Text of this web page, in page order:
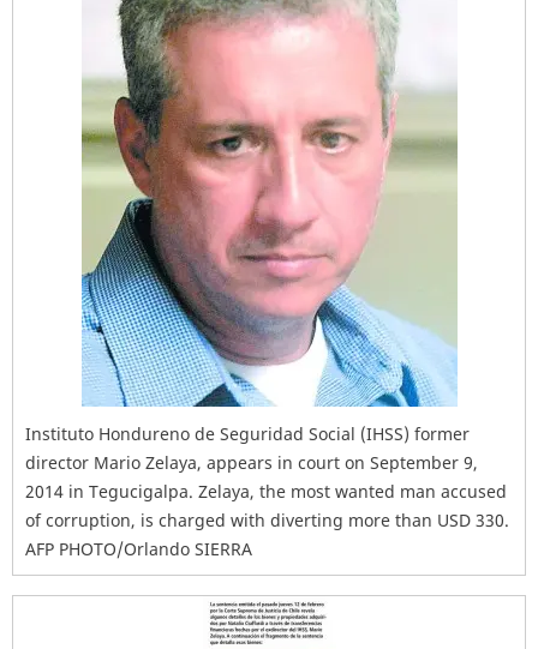
Instituto Hondureno de Seguridad Social (IHSS) former
director Mario Zelaya, appears in court on September 9,
2014 in Tegucigalpa. Zelaya, the most wanted man accused
of corruption, is charged with diverting more than USD 330.
AFP PHOTO/Orlando SIERRA